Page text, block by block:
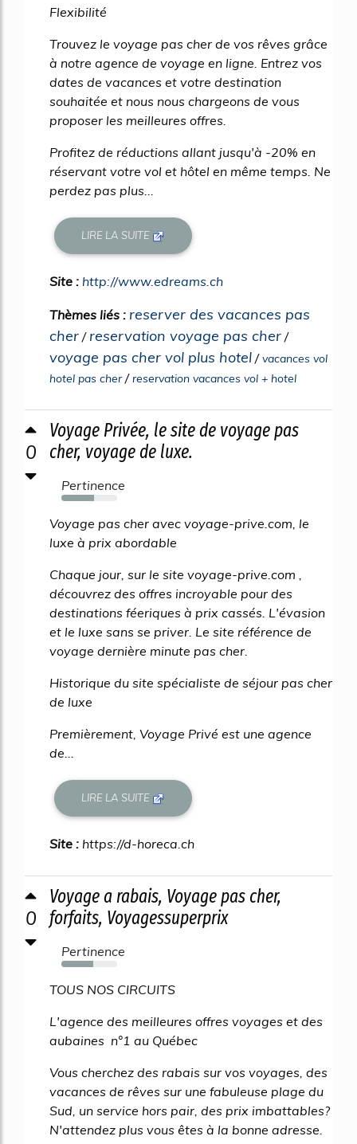
Flexibilité
Trouvez le voyage pas cher de vos rêves grâce
à notre agence de voyage en ligne. Entrez vos
dates de vacances et votre destination
souhaitée et nous nous chargeons de vous
proposer les meilleures offres.
Profitez de réductions allant jusqu'à -20% en
réservant votre vol et hôtel en même temps. Ne
perdez pas plus...
LIRE LA SUITE
Site : http://www.edreams.ch
Thèmes liés : reserver des vacances pas
cher / reservation voyage pas cher /
voyage pas cher vol plus hotel /vacances vol
hotel pas cher/reservation vacances vol + hotel
0
Voyage Privée, le site de voyage pas
cher, voyage de luxe.
Pertinence
59%
Voyage pas cher avec voyage-prive.com, le
luxe à prix abordable
Chaque jour, sur le site voyage-prive.com ,
découvrez des offres incroyable pour des
destinations féeriques à prix cassés. L'évasion
et le luxe sans se priver. Le site référence de
voyage dernière minute pas cher.
Historique du site spécialiste de séjour pas cher
de luxe
Premièrement, Voyage Privé est une agence
de...
LIRE LA SUITE
Site : https://d-horeca.ch
0
Voyage a rabais, Voyage pas cher,
forfaits, Voyagessuperprix
Pertinence
57%
TOUS NOS CIRCUITS
L'agence des meilleures offres voyages et des
aubaines n°1 au Québec
Vous cherchez des rabais sur vos voyages, des
vacances de rêves sur une fabuleuse plage du
Sud, un service hors pair, des prix imbattables?
N'attendez plus vous êtes à la bonne adresse.